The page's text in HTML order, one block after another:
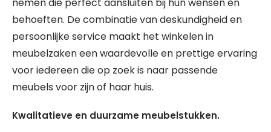
behoeften. De combinatie van deskundigheid en
persoonlijke service maakt het winkelen in
meubelzaken een waardevolle en prettige ervaring
voor iedereen die op zoek is naar passende
meubels voor zijn of haar huis.
Kwalitatieve en duurzame meubelstukken.